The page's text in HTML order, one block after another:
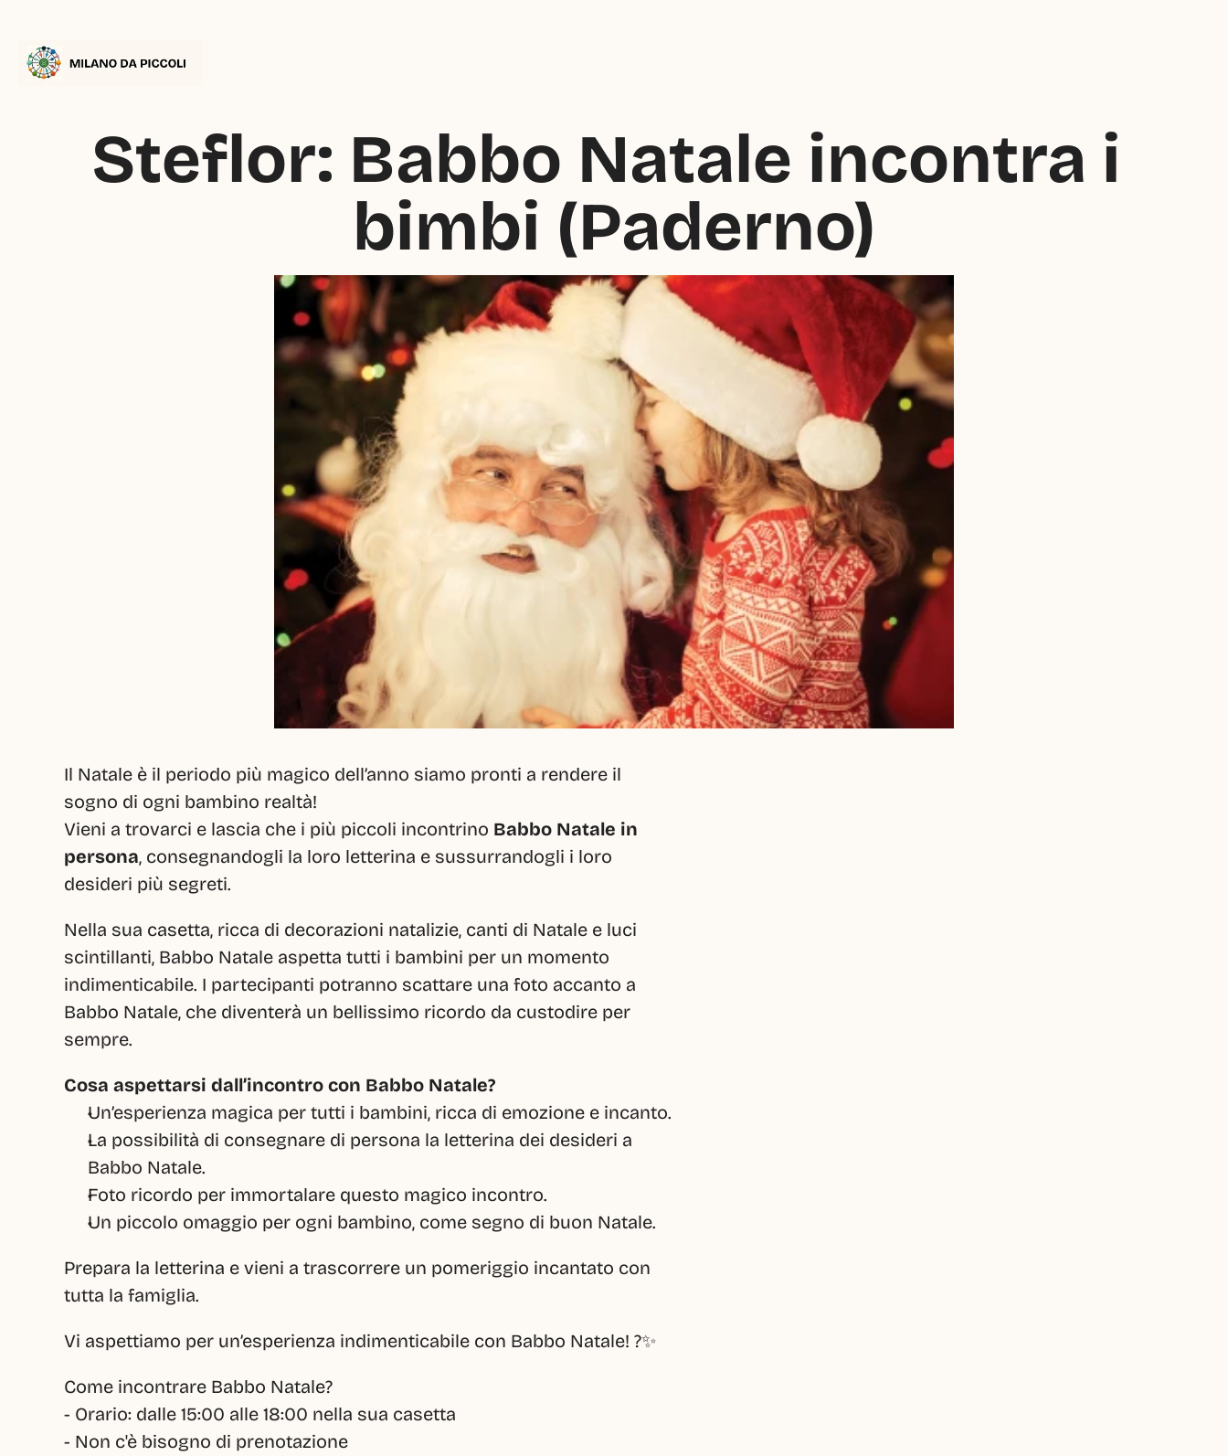
Steflor: Babbo Natale incontra i
bimbi (Paderno)
Il Natale è il periodo più magico dell’anno siamo pronti a rendere il
sogno di ogni bambino realtà!
Vieni a trovarci e lascia che i più piccoli incontrino Babbo Natale in
persona, consegnandogli la loro letterina e sussurrandogli i loro
desideri più segreti.
Nella sua casetta, ricca di decorazioni natalizie, canti di Natale e luci
scintillanti, Babbo Natale aspetta tutti i bambini per un momento
indimenticabile. I partecipanti potranno scattare una foto accanto a
Babbo Natale, che diventerà un bellissimo ricordo da custodire per
sempre.
Cosa aspettarsi dall’incontro con Babbo Natale?
Un’esperienza magica per tutti i bambini, ricca di emozione e incanto.
La possibilità di consegnare di persona la letterina dei desideri a
Babbo Natale.
Foto ricordo per immortalare questo magico incontro.
Un piccolo omaggio per ogni bambino, come segno di buon Natale.
Prepara la letterina e vieni a trascorrere un pomeriggio incantato con
tutta la famiglia.
Vi aspettiamo per un’esperienza indimenticabile con Babbo Natale! ?✨
Come incontrare Babbo Natale?
- Orario: dalle 15:00 alle 18:00 nella sua casetta
- Non c'è bisogno di prenotazione